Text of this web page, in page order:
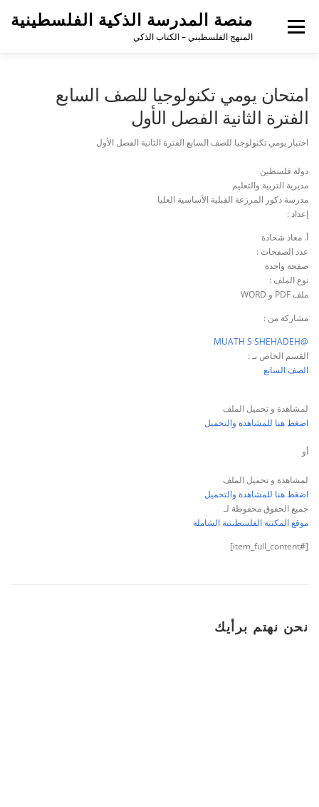
منصة المدرسة الذكية الفلسطينية
المنهج الفلسطيني – الكتاب الذكي
القائمة
امتحان يومي تكنولوجيا للصف السابع
الفترة الثانية الفصل الأول
اختبار يومي تكنولوجيا للصف السابع الفترة الثانية الفصل الأول
دولة فلسطين
مديرية التربية والتعليم
مدرسة ذكور المرزعة القبلية الأساسية العليا
إعداد :
أ. معاذ شحادة
عدد الصفحات :
صفحة واحدة
نوع الملف :
ملف PDF و WORD
مشاركة من :
@MUATH S SHEHADEH
القسم الخاص بـ :
الصف السابع
لمشاهدة و تحميل الملف
اضغط هنا للمشاهدة والتحميل
أو
لمشاهدة و تحميل الملف
اضغط هنا للمشاهدة والتحميل
جميع الحقوق محفوظة لـ
موقع المكتبة الفلسطينية الشاملة
[#item_full_content]
نحن نهتم برأيك